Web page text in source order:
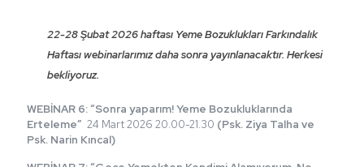
22-28 Şubat 2026 haftası Yeme Bozuklukları Farkındalık
Haftası webinarlarımız daha sonra yayınlanacaktır. Herkesi
bekliyoruz.
WEBİNAR 6: “Sonra yaparım! Yeme Bozukluklarında
Erteleme” 24 Mart 2026 20.00-21.30 (Psk. Ziya Talha ve
Psk. Narin Kıncal)